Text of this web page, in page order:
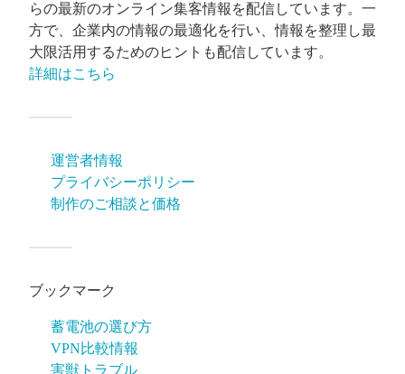
らの最新のオンライン集客情報を配信しています。一
方で、企業内の情報の最適化を行い、情報を整理し最
大限活用するためのヒントも配信しています。
詳細はこちら
運営者情報
プライバシーポリシー
制作のご相談と価格
ブックマーク
蓄電池の選び方
VPN比較情報
害獣トラブル